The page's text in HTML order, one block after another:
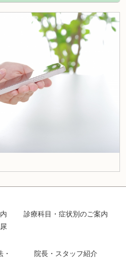
診療科目・症状別のご案内
・ 院長・スタッフ紹介